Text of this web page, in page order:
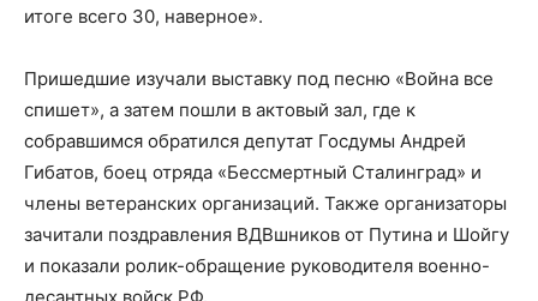
итоге всего 30, наверное».
Пришедшие изучали выставку под песню «Война все
спишет», а затем пошли в актовый зал, где к
собравшимся обратился депутат Госдумы Андрей
Гибатов, боец отряда «Бессмертный Сталинград» и
члены ветеранских организаций. Также организаторы
зачитали поздравления ВДВшников от Путина и Шойгу
и показали ролик-обращение руководителя военно-